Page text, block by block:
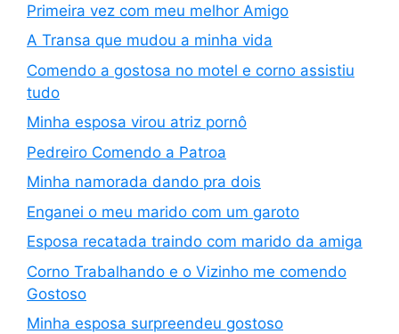
Primeira vez com meu melhor Amigo
A Transa que mudou a minha vida
Comendo a gostosa no motel e corno assistiu
tudo
Minha esposa virou atriz pornô
Pedreiro Comendo a Patroa
Minha namorada dando pra dois
Enganei o meu marido com um garoto
Esposa recatada traindo com marido da amiga
Corno Trabalhando e o Vizinho me comendo
Gostoso
Minha esposa surpreendeu gostoso